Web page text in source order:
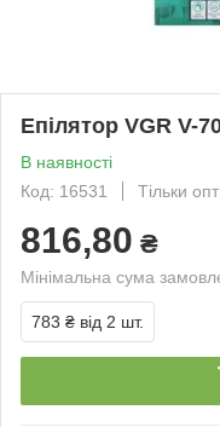
Епілятор VGR V-
В наявності
Код: 16531
Тільки опт
816,80 ₴
Мінімальна сума
783 ₴ від 2 шт.